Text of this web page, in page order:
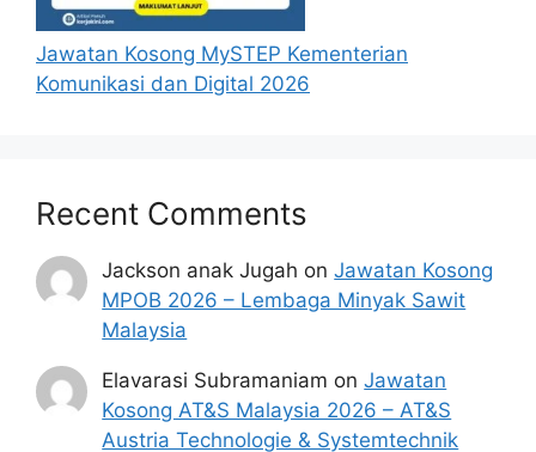
Jawatan Kosong MySTEP Kementerian
Komunikasi dan Digital 2026
Recent Comments
Jackson anak Jugah onJawatan Kosong
MPOB 2026 – Lembaga Minyak Sawit
Malaysia
Elavarasi Subramaniam onJawatan
Kosong AT&S Malaysia 2026 – AT&S
Austria Technologie & Systemtechnik